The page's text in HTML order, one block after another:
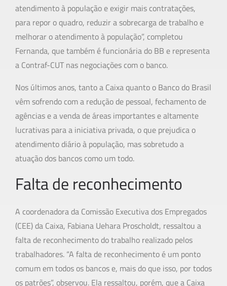
atendimento à população e exigir mais contratações,
para repor o quadro, reduzir a sobrecarga de trabalho e
melhorar o atendimento à população”, completou
Fernanda, que também é funcionária do BB e representa
a Contraf-CUT nas negociações com o banco.
Nos últimos anos, tanto a Caixa quanto o Banco do Brasil
vêm sofrendo com a redução de pessoal, fechamento de
agências e a venda de áreas importantes e altamente
lucrativas para a iniciativa privada, o que prejudica o
atendimento diário à população, mas sobretudo a
atuação dos bancos como um todo.
Falta de reconhecimento
A coordenadora da Comissão Executiva dos Empregados
(CEE) da Caixa, Fabiana Uehara Proscholdt, ressaltou a
falta de reconhecimento do trabalho realizado pelos
trabalhadores. “A falta de reconhecimento é um ponto
comum em todos os bancos e, mais do que isso, por todos
os patrões”, observou. Ela ressaltou, porém, que a Caixa